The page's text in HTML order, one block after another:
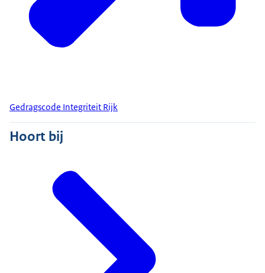
Gedragscode Integriteit Rijk
Hoort bij